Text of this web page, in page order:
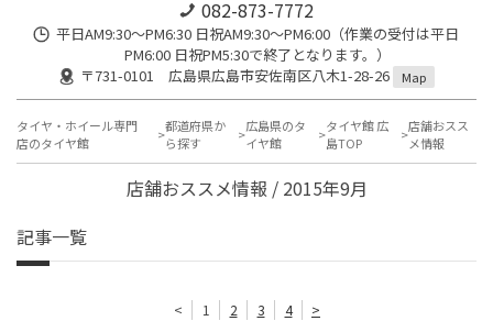
082-873-7772
平日AM9:30～PM6:30 日祝AM9:30〜PM6:00（作業の受付は平日
PM6:00 日祝PM5:30で終了となります。）
〒731-0101 広島県広島市安佐南区八木1-28-26
Map
タイヤ・ホイール専門
店のタイヤ館
都道府県か
ら探す
広島県のタ
イヤ館
タイヤ館 広
島TOP
店舗おスス
メ情報
店舗おススメ情報 / 2015年9月
記事一覧
< 1 2 3 4 >